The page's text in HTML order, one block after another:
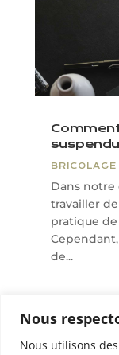
Nous
Nous utilisons
BRICOLAGE
Dans notre
travailler
pratique
de...